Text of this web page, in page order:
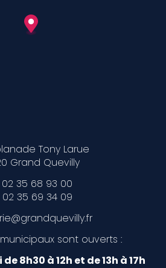
Tony Larue
Grand Quevilly
02 35 68 93 00
02 35 69 34 09
sont ouverts :
8h30 à 12h et de 13h à 17h